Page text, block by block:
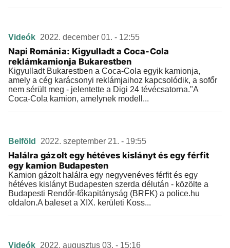
Videók 2022. december 01. - 12:55
Napi Románia: Kigyulladt a Coca-Cola
reklámkamionja Bukarestben
Kigyulladt Bukarestben a Coca-Cola egyik kamionja,
amely a cég karácsonyi reklámjaihoz kapcsolódik, a sofőr
nem sérült meg - jelentette a Digi 24 tévécsatorna."A
Coca-Cola kamion, amelynek modell...
Belföld 2022. szeptember 21. - 19:55
Halálra gázolt egy hétéves kislányt és egy férfit
egy kamion Budapesten
Kamion gázolt halálra egy negyvenéves férfit és egy
hétéves kislányt Budapesten szerda délután - közölte a
Budapesti Rendőr-főkapitányság (BRFK) a police.hu
oldalon.A baleset a XIX. kerületi Koss...
Videók 2022. augusztus 03. - 15:16